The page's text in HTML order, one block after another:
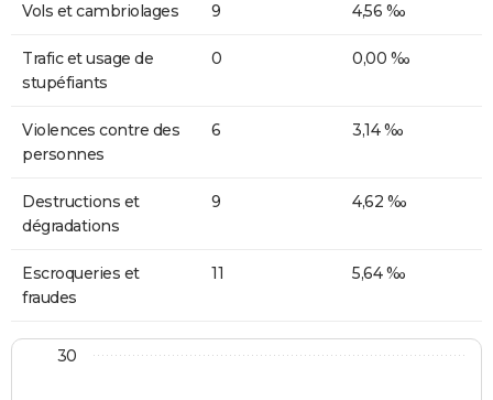
Vols et cambriolages 9 4,56 ‰
Trafic et usage de
stupéfiants
0 0,00 ‰
Violences contre des
personnes
6 3,14 ‰
Destructions et
dégradations
9 4,62 ‰
Escroqueries et
fraudes
11 5,64 ‰
30